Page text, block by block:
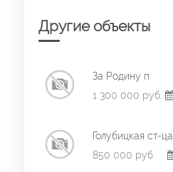
Другие объекты
За Родину п
1 300 000 руб.
Голубицкая ст-ца
850 000 руб.